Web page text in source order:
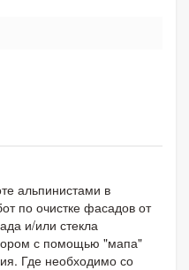
альпинистами в
по очистке фасадов от
и/или стекла
с помощью "мапа"
Где необходимо со